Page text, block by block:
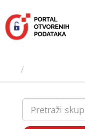
sadržaj